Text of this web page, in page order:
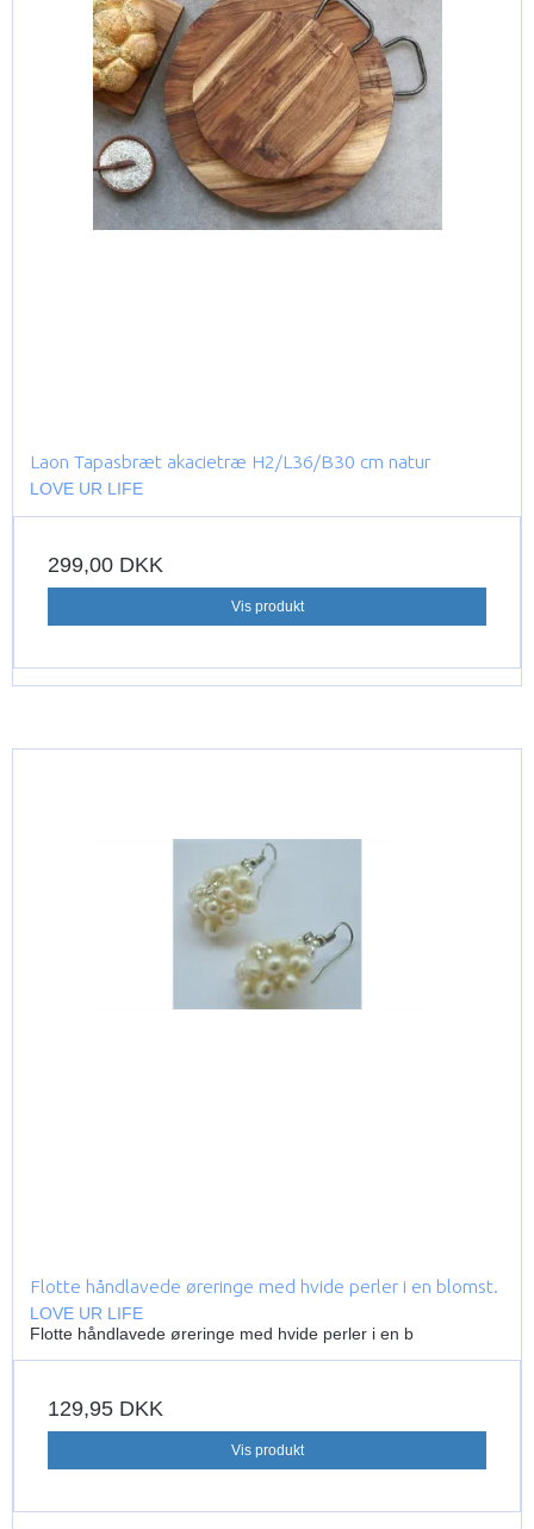
Laon Tapasbræt akacietræ H2/L36/B30 cm natur
LOVE UR LIFE
299,00 DKK
Vis produkt
Flotte håndlavede øreringe med hvide perler i en blomst.
LOVE UR LIFE
Flotte håndlavede øreringe med hvide perler i en b
129,95 DKK
Vis produkt